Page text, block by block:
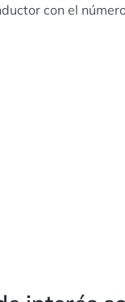
con el